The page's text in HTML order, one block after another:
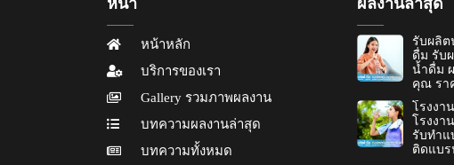
หน้า
หน้าหลัก
บริการของเรา
Gallery รวมภาพผลงาน
บทความผลงานล่าสุด
บทความทั้งหมด
ผลงานล่าสุด
รับผลิต
ดื่ม รับ
น้ำดื่ม
คุณ รา
โรงงา
โรงง
รับทำ
ติดแบ